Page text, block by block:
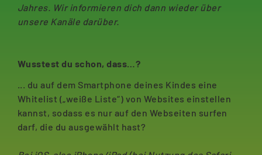
Jahres. Wir informieren dich dann wieder über
unsere Kanäle darüber.
Wusstest du schon, dass…?
... du auf dem Smartphone deines Kindes eine
Whitelist („weiße Liste“) von Websites einstellen
kannst, sodass es nur auf den Webseiten surfen
darf, die du ausgewählt hast?